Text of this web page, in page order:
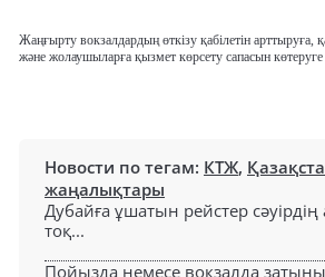
Жаңғырту вокзалдардың өткізу қабілетін арттыруға,
және жолаушыларға қызмет көрсету сапасын көтеруге
Новости по тегам: КТЖ,
жаңалықтары
Дубайға ұшатын рейстер сәуірдің
тоқ...
Пойызда немесе вокзалда